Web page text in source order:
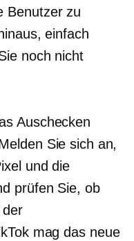
Benutzer zu
einfach
noch nicht
Auschecken
Sie sich an,
und die
prüfen Sie, ob
der
mag das neue